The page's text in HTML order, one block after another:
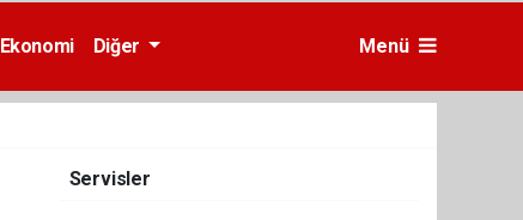
Ekonomi Diğer Menü
Servisler